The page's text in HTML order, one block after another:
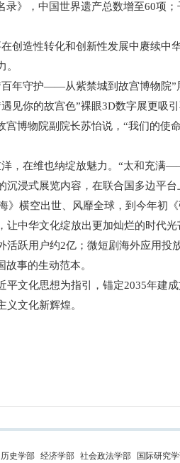
录》，中国世界遗产总数增至60项
造性转化和创新性发展中赓续中
。
守护——从紫禁城到故宫博物院”
见你的故宫色”裸眼3D数字展更吸引
博物院副院长苏怡说，“我们的使
在维也纳绽放魅力。“太和充满
沉浸式展览内容，在联合国多边平
横空出世、风靡全球，到今年初
中华文化绽放出更加灿烂的时代光
用户约2亿；微短剧海外应用投
事的生动范本。
化思想为指引，锚定2035年建
义文化新辉煌。
历史学部 经济学部 社会政法学部 国际研究